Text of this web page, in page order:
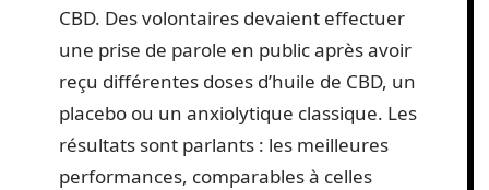
CBD. Des volontaires devaient effectuer
une prise de parole en public après avoir
reçu différentes doses d’huile de CBD, un
placebo ou un anxiolytique classique. Les
résultats sont parlants : les meilleures
performances, comparables à celles